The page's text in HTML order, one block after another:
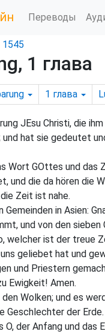
Переводы
1545
1 глава
1 глава
JEsu Christi, die
und hat sie gedeutet
Wort GOttes und das
und die da hören die
Zeit ist nahe.
in Asien:
und von den
welcher ist der treue
geliebet hat und
und Priestern
Ewigkeit! Amen.
Wolken; und es
Geschlechter der Erde.
O, der Anfang und das